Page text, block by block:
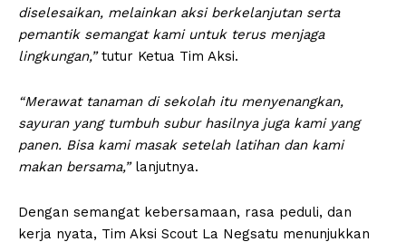
diselesaikan, melainkan aksi berkelanjutan serta
pemantik semangat kami untuk terus menjaga
lingkungan,”tutur Ketua Tim Aksi.
“Merawat tanaman di sekolah itu menyenangkan,
sayuran yang tumbuh subur hasilnya juga kami yang
panen. Bisa kami masak setelah latihan dan kami
makan bersama,”lanjutnya.
Dengan semangat kebersamaan, rasa peduli, dan
kerja nyata, Tim Aksi Scout La Negsatu menunjukkan